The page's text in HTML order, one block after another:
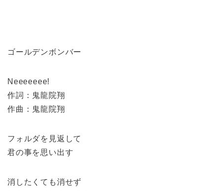
ゴールデンボンバー
Neeeeeee!
作詞：鬼龍院翔
作曲：鬼龍院翔
フォルダを見返して
君の事を思い出す
消したくても消せず